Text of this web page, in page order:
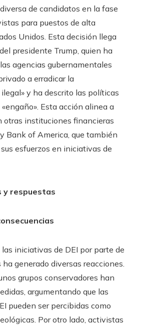
de candidatos en la fase
para puestos de alta
Unidos. Esta decisión llega
presidente Trump, quien ha
agencias gubernamentales
a erradicar la
y ha descrito las políticas
Esta acción alinea a
otras instituciones financieras
Bank of America, que también
esfuerzos en iniciativas de
y respuestas
las iniciativas de DEI por parte de
generado diversas reacciones.
grupos conservadores han
argumentando que las
pueden ser percibidas como
Por otro lado, activistas